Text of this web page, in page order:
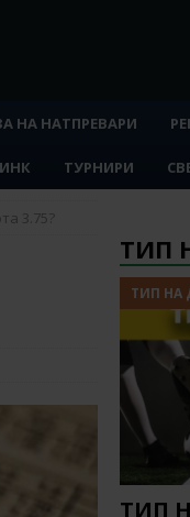
НА НАТПРЕВАРИ
ТУРНИРИ
3.75?
ТИП
ТИП НА
ТИП